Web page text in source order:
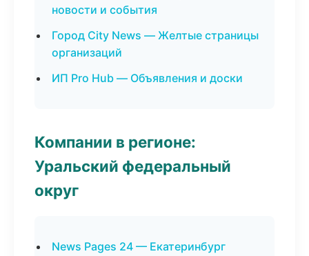
новости и события
Город City News — Желтые страницы
организаций
ИП Pro Hub — Объявления и доски
Компании в регионе:
Уральский федеральный
округ
News Pages 24 — Екатеринбург